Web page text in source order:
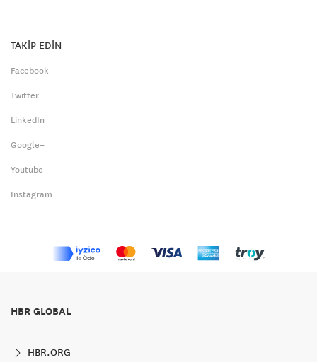
TAKİP EDİN
Facebook
Twitter
LinkedIn
Google+
Youtube
Instagram
HBR GLOBAL
HBR.ORG